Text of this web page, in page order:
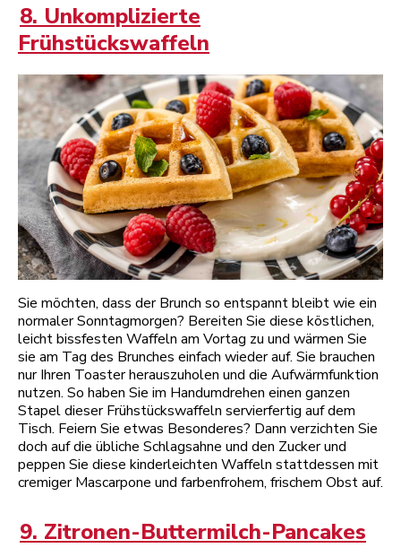
8. Unkomplizierte
Frühstückswaffeln
Sie möchten, dass der Brunch so entspannt bleibt wie ein
normaler Sonntagmorgen? Bereiten Sie diese köstlichen,
leicht bissfesten Waffeln am Vortag zu und wärmen Sie
sie am Tag des Brunches einfach wieder auf. Sie brauchen
nur Ihren Toaster herauszuholen und die Aufwärmfunktion
nutzen. So haben Sie im Handumdrehen einen ganzen
Stapel dieser Frühstückswaffeln servierfertig auf dem
Tisch. Feiern Sie etwas Besonderes? Dann verzichten Sie
doch auf die übliche Schlagsahne und den Zucker und
peppen Sie diese kinderleichten Waffeln stattdessen mit
cremiger Mascarpone und farbenfrohem, frischem Obst auf.
9. Zitronen-Buttermilch-Pancakes